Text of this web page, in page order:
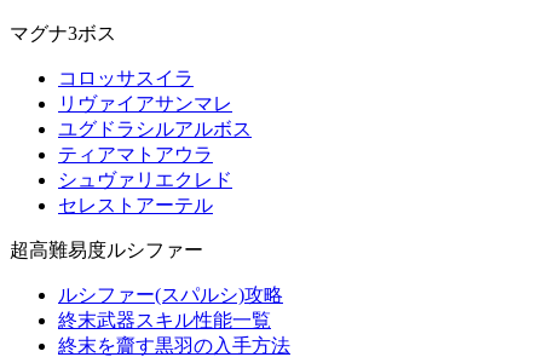
マグナ3ボス
コロッサスイラ
リヴァイアサンマレ
ユグドラシルアルボス
ティアマトアウラ
シュヴァリエクレド
セレストアーテル
超高難易度ルシファー
ルシファー(スパルシ)攻略
終末武器スキル性能一覧
終末を齎す黒羽の入手方法